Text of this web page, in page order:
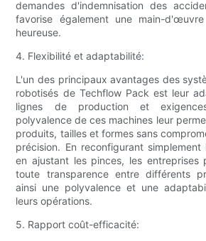
demandes d'indemnisation des
favorise également une main-
heureuse.
4. Flexibilité et adaptabilité:
L'un des principaux avantages des
robotisés de Techflow Pack est leur
lignes de production et
polyvalence de ces machines leur
produits, tailles et formes sans
précision. En reconfigurant
en ajustant les pinces, les entreprises
toute transparence entre différents
ainsi une polyvalence et une
leurs opérations.
5. Rapport coût-efficacité: